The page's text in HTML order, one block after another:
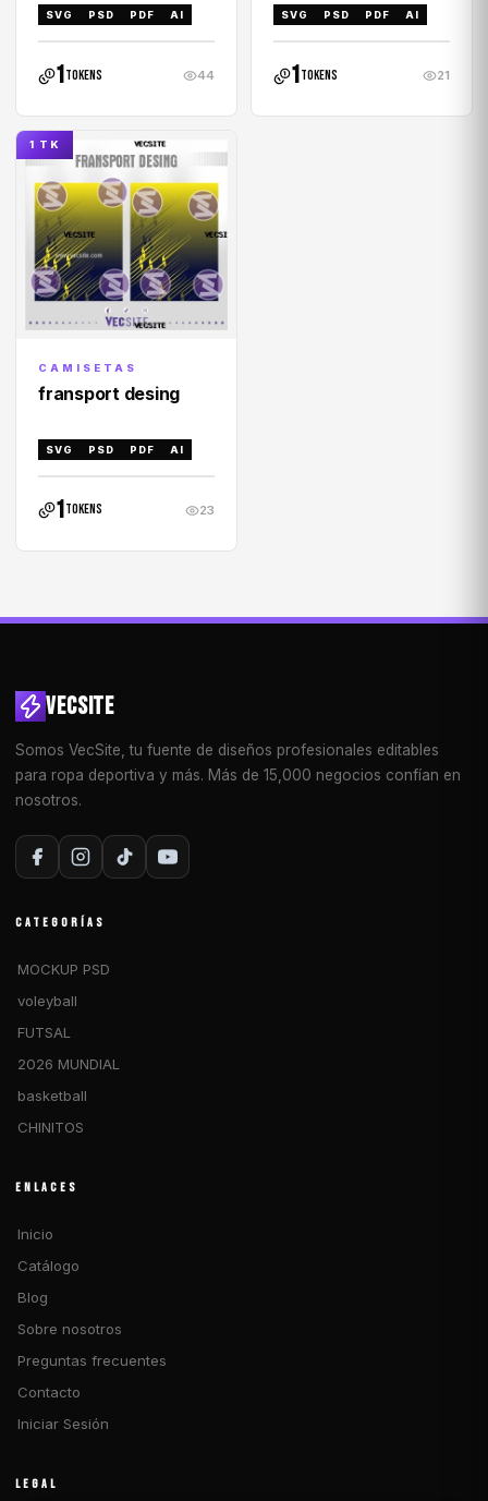
SVG PSD PDF AI
1tokens 44
SVG PSD PDF AI
1tokens 21
1 TK
CAMISETAS
fransport desing
SVG PSD PDF AI
1tokens 23
VECSITE
Somos VecSite, tu fuente de diseños profesionales editables
para ropa deportiva y más. Más de 15,000 negocios confían en
nosotros.
CATEGORÍAS
MOCKUP PSD
voleyball
FUTSAL
2026 MUNDIAL
basketball
CHINITOS
ENLACES
Inicio
Catálogo
Blog
Sobre nosotros
Preguntas frecuentes
Contacto
Iniciar Sesión
LEGAL